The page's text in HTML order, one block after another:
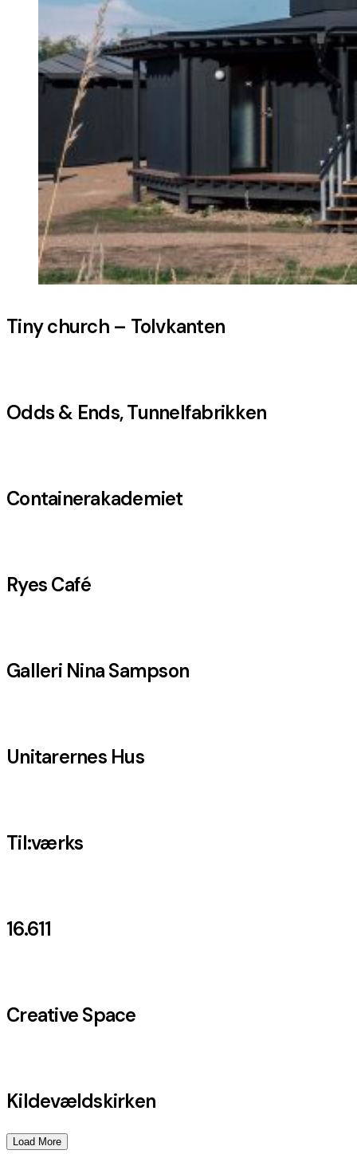
Tiny church – Tolvkanten
Odds & Ends, Tunnelfabrikken
Containerakademiet
Ryes Café
Galleri Nina Sampson
Unitarernes Hus
Til:værks
16.611
Creative Space
Kildevældskirken
Load More